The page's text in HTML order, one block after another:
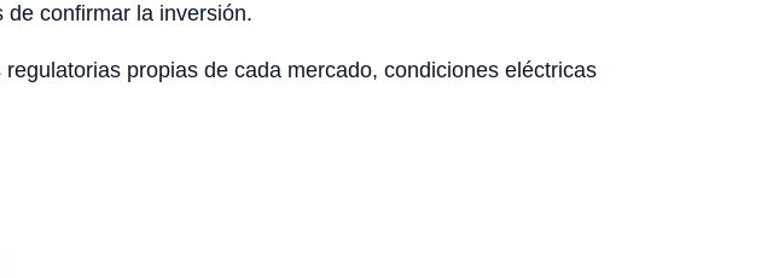
confirmar la inversión.
propias de cada mercado, condiciones eléctricas